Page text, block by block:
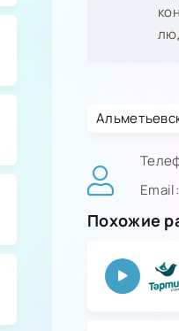
Email:
Похожие